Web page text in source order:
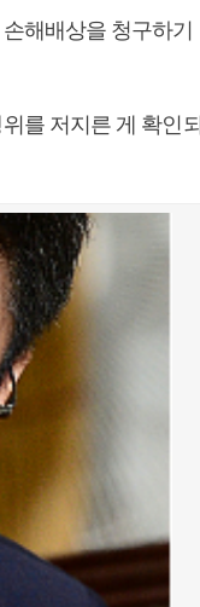
해배상을 청구하기
를 저지른 게 확인되